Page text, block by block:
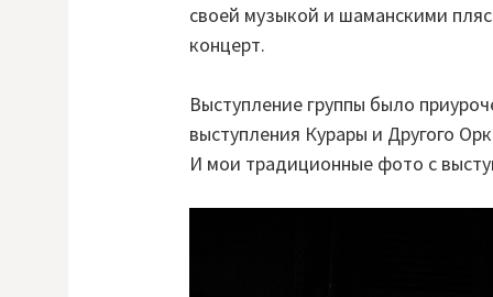
своей музыкой и шаманскими
концерт.
Выступление группы было
выступления Курары и Другого
И мои традиционные фото с